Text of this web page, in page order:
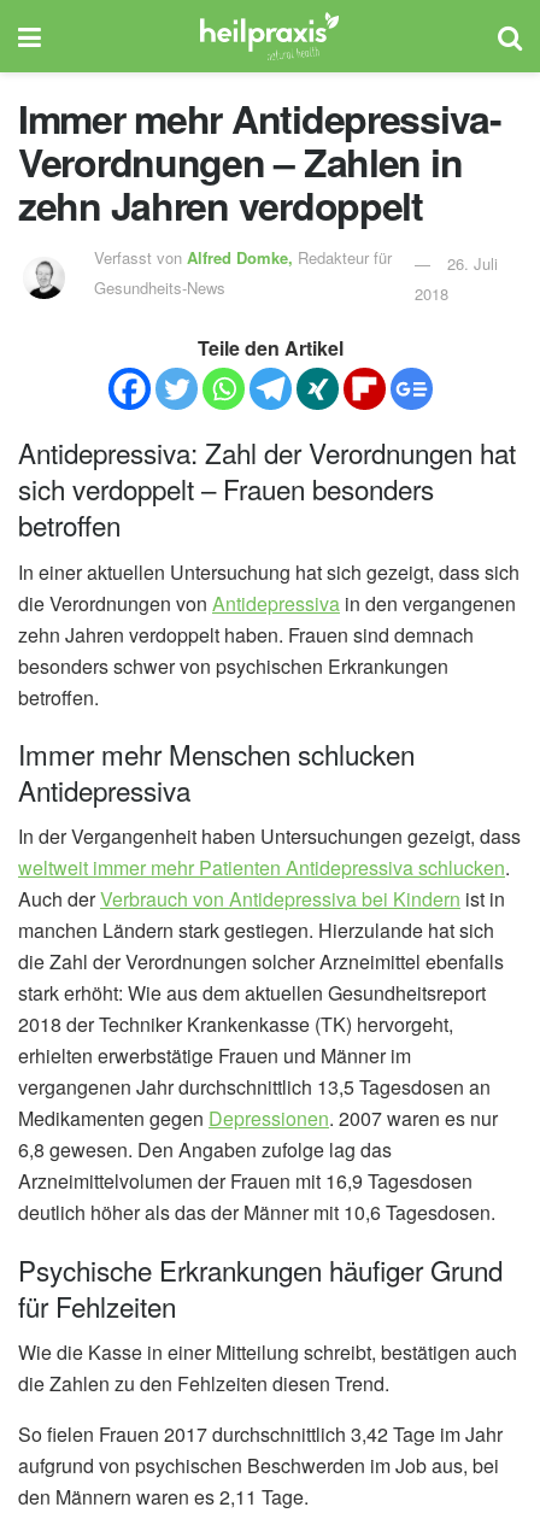
Immer mehr Antidepressiva-
Verordnungen – Zahlen in
zehn Jahren verdoppelt
Verfasst vonAlfred Domke, Redakteur für
Gesundheits-News
26. Juli
2018
Teile den Artikel
Antidepressiva: Zahl der Verordnungen hat
sich verdoppelt – Frauen besonders
betroffen
In einer aktuellen Untersuchung hat sich gezeigt, dass sich
die Verordnungen von Antidepressiva in den vergangenen
zehn Jahren verdoppelt haben. Frauen sind demnach
besonders schwer von psychischen Erkrankungen
betroffen.
Immer mehr Menschen schlucken
Antidepressiva
In der Vergangenheit haben Untersuchungen gezeigt, dass
weltweit immer mehr Patienten Antidepressiva schlucken.
Auch derVerbrauch von Antidepressiva bei Kindern ist in
manchen Ländern stark gestiegen. Hierzulande hat sich
die Zahl der Verordnungen solcher Arzneimittel ebenfalls
stark erhöht: Wie aus dem aktuellen Gesundheitsreport
2018 der Techniker Krankenkasse (TK) hervorgeht,
erhielten erwerbstätige Frauen und Männer im
vergangenen Jahr durchschnittlich 13,5 Tagesdosen an
Medikamenten gegen Depressionen. 2007 waren es nur
6,8 gewesen. Den Angaben zufolge lag das
Arzneimittelvolumen der Frauen mit 16,9 Tagesdosen
deutlich höher als das der Männer mit 10,6 Tagesdosen.
Psychische Erkrankungen häufiger Grund
für Fehlzeiten
Wie die Kasse in einer Mitteilung schreibt, bestätigen auch
die Zahlen zu den Fehlzeiten diesen Trend.
So fielen Frauen 2017 durchschnittlich 3,42 Tage im Jahr
aufgrund von psychischen Beschwerden im Job aus, bei
den Männern waren es 2,11 Tage.